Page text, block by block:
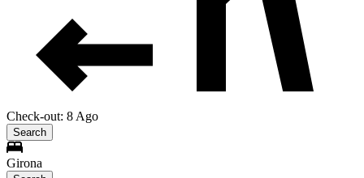
Check-out: 8 Ago
Search
Girona